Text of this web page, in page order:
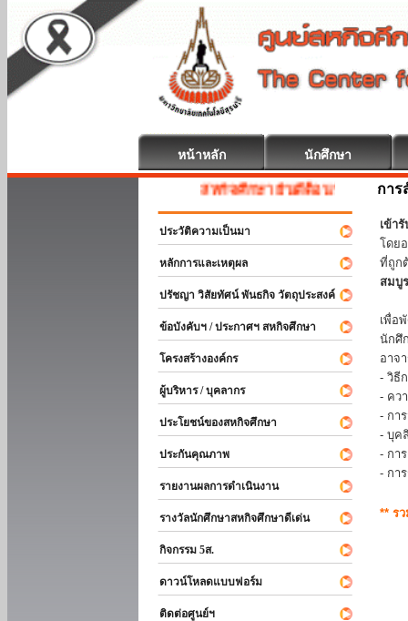
หน้าหลัก นักศึกษา
สหกิจศึกษา ยินดีต้อนรับ
ประวัติความเป็นมา
หลักการและเหตุผล
ปรัชญา วิสัยทัศน์ พันธกิจ วัตถุประสงค์
ข้อบังคับฯ / ประกาศฯ สหกิจศึกษา
โครงสร้างองค์กร
ผู้บริหาร / บุคลากร
ประโยชน์ของสหกิจศึกษา
ประกันคุณภาพ
รายงานผลการดำเนินงาน
รางวัลนักศึกษาสหกิจศึกษาดีเด่น
กิจกรรม 5ส.
ดาวน์โหลดแบบฟอร์ม
ติดต่อศูนย์ฯ
การ
เข้า
โดย
ที่ถูก
สมบู
เพื่อ
นักศึ
อาจ
- วิธี
- คว
- กา
- บุค
- กา
- กา
** ร